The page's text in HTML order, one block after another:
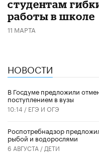
студентам
работы в школе
11 МАРТА
НОВОСТИ
В Госдуме предложили
поступлением в вузы
10:14 / ЕГЭ И ОГЭ
Роспотребнадзор
рыбой и водорослями
6 АВГУСТА / ДЕТИ